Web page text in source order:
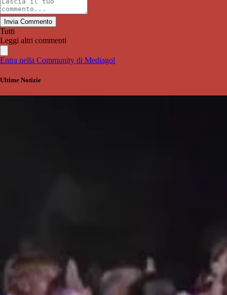
Invia Commento
Tutti
Leggi altri commenti
Entra nella Community di Mediagol
Ultime Notizie